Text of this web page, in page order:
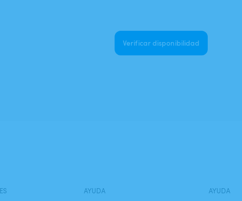
Verificar disponibilidad
AYUDA AYUDA